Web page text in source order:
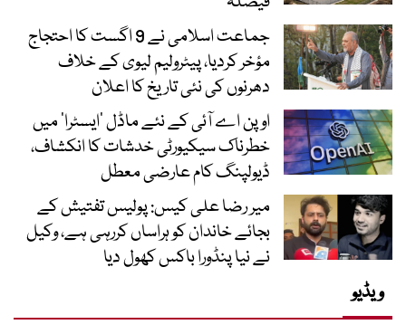
جماعت اسلامی نے 9 اگست کا احتجاج
مؤخر کردیا، پیٹرولیم لیوی کے خلاف
دھرنوں کی نئی تاریخ کا اعلان
اوپن اے آئی کے نئے ماڈل ’ایسٹرا‘ میں
خطرناک سیکیورٹی خدشات کا انکشاف،
ڈیولپنگ کام عارضی معطل
میر رضا علی کیس: پولیس تفتیش کے
بجائے خاندان کو ہراساں کررہی ہے، وکیل
نے نیا پنڈورا باکس کھول دیا
ویڈیو